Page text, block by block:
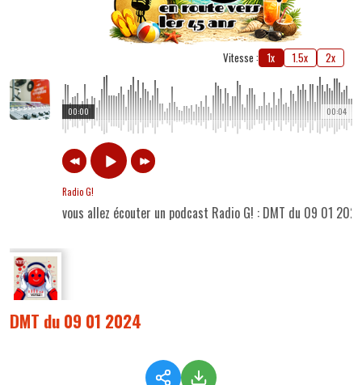
Vitesse : 1x 1.5x 2x
00:04
00:00
Radio G!
vous allez écouter un podcast Radio G! : DMT du 09 01
DMT du 09 01 2024